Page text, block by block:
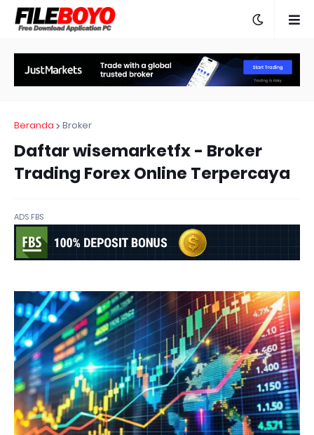
Beranda Broker
Daftar wisemarketfx - Broker
Trading Forex Online Terpercaya
ADS FBS